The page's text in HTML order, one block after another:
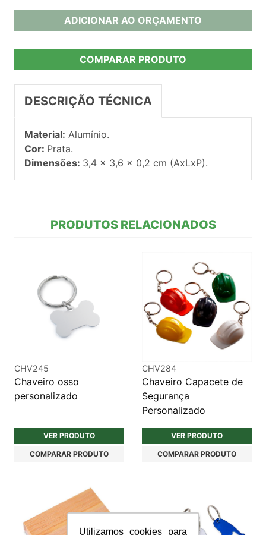
Utilizamos cookies para
ADICIONAR AO ORÇAMENTO
COMPARAR PRODUTO
DESCRIÇÃO TÉCNICA
Material: Alumínio.
Cor: Prata.
Dimensões: 3,4 x 3,6 x 0,2 cm (AxLxP).
PRODUTOS RELACIONADOS
CHV245
Chaveiro osso
personalizado
VER PRODUTO
COMPARAR PRODUTO
CHV284
Chaveiro Capacete de
Segurança
Personalizado
VER PRODUTO
COMPARAR PRODUTO